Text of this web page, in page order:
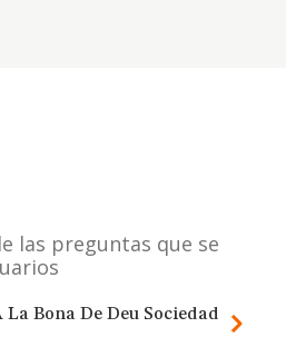
las preguntas que se
La Bona De Deu Sociedad